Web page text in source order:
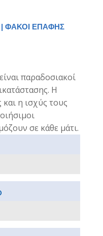
ΦΑΚΟΊ ΕΠΑΦΉΣ
παραδοσιακοί
Η
η ισχύς τους
σε κάθε μάτι.